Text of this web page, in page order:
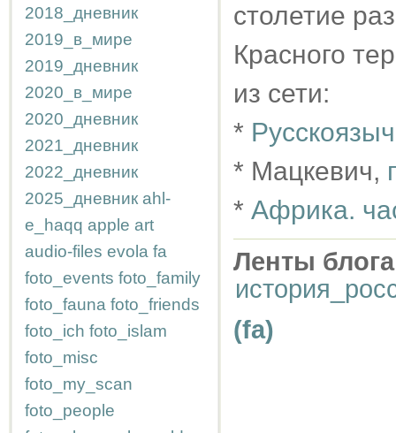
2018_дневник
2019_в_мире
2019_дневник
2020_в_мире
2020_дневник
2021_дневник
2022_дневник
2025_дневник ahl-
e_haqq apple art
audio-files evola fa
foto_events foto_family
foto_fauna foto_friends
foto_ich foto_islam
foto_misc
foto_my_scan
foto_people
столетие
Красного
из сети:
*
* Мацкевич,
* Африка.
Ленты
(fa)